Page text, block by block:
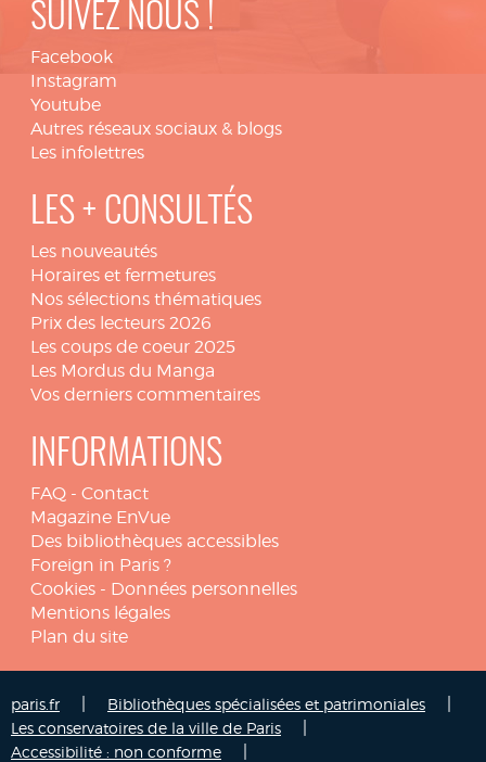
SUIVEZ NOUS !
Facebook
Instagram
Youtube
Autres réseaux sociaux & blogs
Les infolettres
LES + CONSULTÉS
Les nouveautés
Horaires et fermetures
Nos sélections thématiques
Prix des lecteurs 2026
Les coups de coeur 2025
Les Mordus du Manga
Vos derniers commentaires
INFORMATIONS
FAQ - Contact
Magazine EnVue
Des bibliothèques accessibles
Foreign in Paris ?
Cookies - Données personnelles
Mentions légales
Plan du site
paris.fr Bibliothèques spécialisées et patrimoniales
Les conservatoires de la ville de Paris
Accessibilité : non conforme